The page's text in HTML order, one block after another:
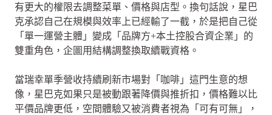
有更大的權限去調整菜單、價格與店型。換句話說，星巴
克承認自己在規模與效率上已經輸了一截，於是把自己從
「單一運營主體」變成「品牌方+本土控股合資企業」的
雙重角色，企圖用結構調整換取續戰資格。
當瑞幸單季營收持續刷新市場對「咖啡」這門生意的想
像，星巴克如果只是被動跟著降價與推折扣，價格難以比
平價品牌更低，空間體驗又被消費者視為「可有可無」，